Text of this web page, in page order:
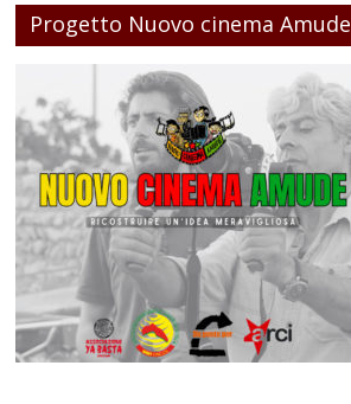
Progetto Nuovo cinema Amude